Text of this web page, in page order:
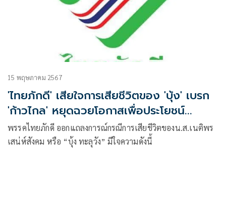
15 พฤษภาคม 2567
'ไทยภักดี' เสียใจการเสียชีวิตของ 'บุ้ง' เบรก
'ก้าวไกล' หยุดฉวยโอกาสเพื่อประโยชน์
การเมือง
พรรคไทยภักดี ออกแถลงการณ์กรณีการเสียชีวิตของน.ส.เนติพร
เสน่ห์สังคม หรือ “บุ้ง ทะลุวัง” มีใจความดังนี้